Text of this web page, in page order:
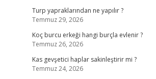
Turp yapraklarından ne yapılır ?
Temmuz 29, 2026
Koç burcu erkeği hangi burçla evlenir ?
Temmuz 26, 2026
Kas gevşetici haplar sakinleştirir mi ?
Temmuz 24, 2026